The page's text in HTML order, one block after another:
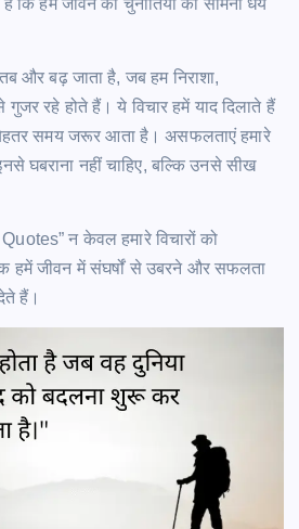
और बढ़ जाता है, जब हम निराशा,
रहे होते हैं। ये विचार हमें याद दिलाते हैं
समय जरूर आता है। असफलताएं हमारे
घबराना नहीं चाहिए, बल्कि उनसे सीख
न केवल हमारे विचारों को
हमें जीवन में संघर्षों से उबरने और सफलता
हैं।